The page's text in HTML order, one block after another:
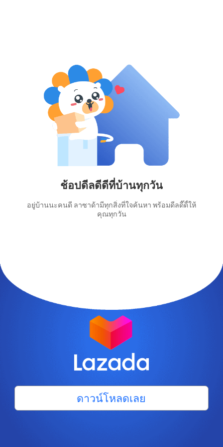
ช้อปดีลดีดีที่บ้านทุกวัน
อยู่บ้านนะคนดี ลาซาด้ามีทุกสิ่งที่ใจค้นหา พร้อมดีลดี๊ดี้ให้
คุณทุกวัน
ดาวน์โหลดเลย